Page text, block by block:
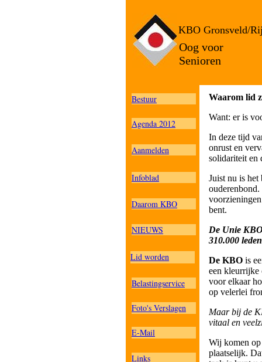
KBO Gronsveld/
Oog voor
Senioren
Bestuur
Waarom lid
Want: er is
In deze tijd
onrust en
solidariteit en
Juist nu is
bent.
De Unie
310.000
De KBO is
een kleurrijke
voor elkaar
op velerlei
Maar bij de
vitaal en
Wij komen
plaatselijk.
Agenda 2012
Aanmelden
Infoblad
Daarom KBO
NIEUWS
Lid worden
Belastingservice
Foto's Verslagen
E-Mail
Links